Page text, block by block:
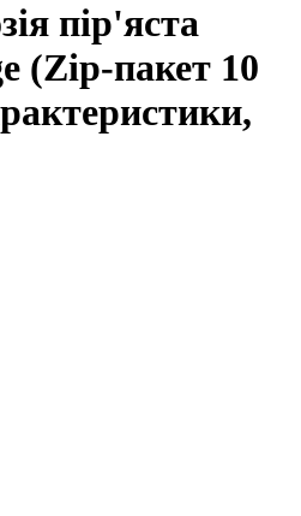
пір'яста
(Zip-пакет 10